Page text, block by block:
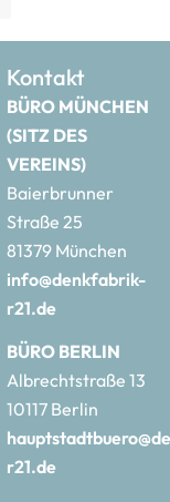
Kontakt
BÜRO MÜNCHEN
(SITZ DES
VEREINS)
Baierbrunner
Straße 25
81379 München
info@denkfabrik-
r21.de
BÜRO BERLIN
Albrechtstraße 13
10117 Berlin
r21.de